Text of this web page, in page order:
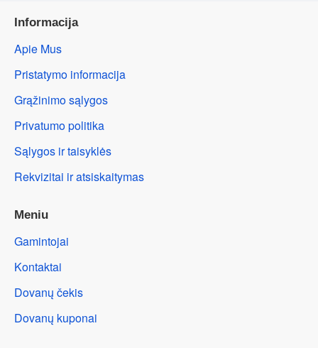
Informacija
Apie Mus
Pristatymo informacija
Grąžinimo sąlygos
Privatumo politika
Sąlygos ir taisyklės
Rekvizitai ir atsiskaitymas
Meniu
Gamintojai
Kontaktai
Dovanų čekis
Dovanų kuponai